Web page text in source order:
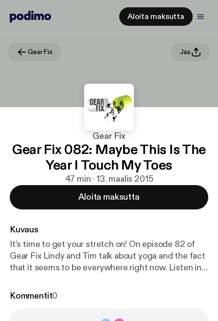
Aloita maksutta
Gear Fix Jaa
Gear Fix
Gear Fix 082: Maybe This Is The
Year I Touch My Toes
47 min · 13. maalis 2015
Aloita maksutta
Kuvaus
It’s time to get your stretch on! On episode 82 of
Gear Fix Lindy and Tim talk about yoga and the fact
that it seems to be everywhere right now. Listen in
get the inside scope on Tim’s new adventure buddy
Kommentit0